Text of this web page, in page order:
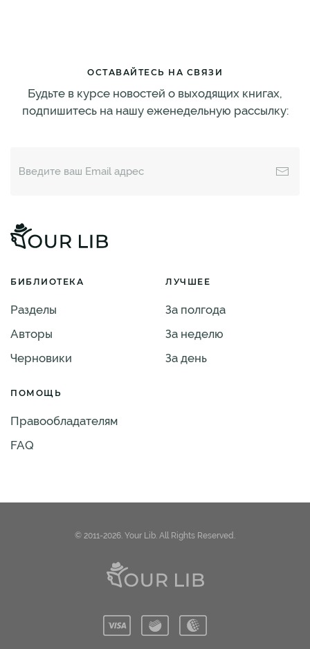
ОСТАВАЙТЕСЬ НА СВЯЗИ
Будьте в курсе новостей о выходящих книгах,
подпишитесь на нашу еженедельную рассылку:
БИБЛИОТЕКА
Разделы
Авторы
Черновики
ЛУЧШЕЕ
За полгода
За неделю
За день
ПОМОЩЬ
Правообладателям
FAQ
© 2011-2026. Your Lib. All Rights Reserved.